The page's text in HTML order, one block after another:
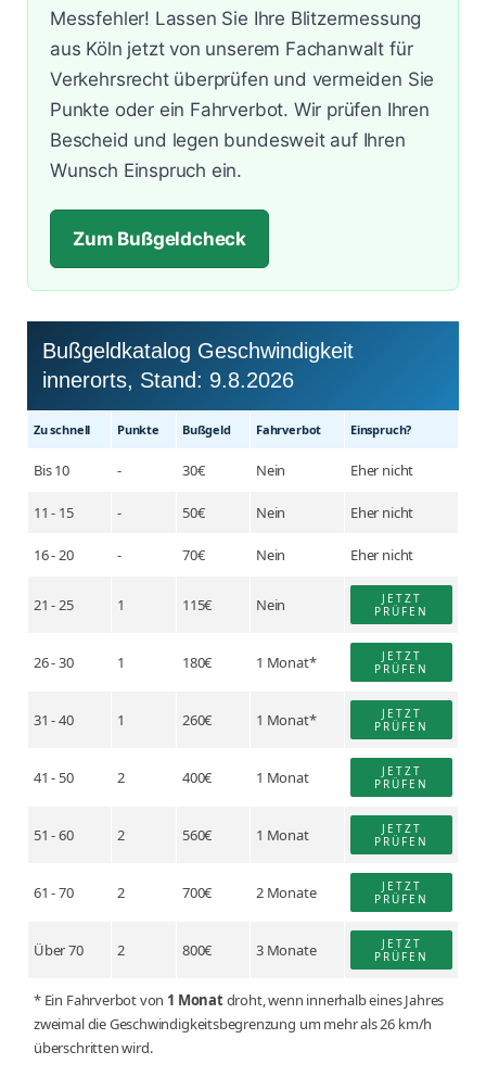
Köln - Innere Kanalstraße
Köln - Riehler Straße
Messfehler! Lassen Sie Ihre Blitzermessung
aus Köln jetzt von unserem Fachanwalt für
Verkehrsrecht überprüfen und vermeiden Sie
Punkte oder ein Fahrverbot. Wir prüfen Ihren
Bescheid und legen bundesweit auf Ihren
Wunsch Einspruch ein.
Zum Bußgeldcheck
Bußgeldkatalog Geschwindigkeit
innerorts, Stand: 9.8.2026
Zu schnell Punkte Buß­geld Fahr­verbot Einspruch?
Bis 10 - 30€ Nein Eher nicht
11 - 15 - 50€ Nein Eher nicht
16 - 20 - 70€ Nein Eher nicht
21 - 25 1 115€ Nein
JETZT
PRÜFEN
26 - 30 1 180€ 1 Monat*
JETZT
PRÜFEN
31 - 40 1 260€ 1 Monat*
JETZT
PRÜFEN
41 - 50 2 400€ 1 Monat
JETZT
PRÜFEN
51 - 60 2 560€ 1 Monat
JETZT
PRÜFEN
61 - 70 2 700€ 2 Monate
JETZT
PRÜFEN
Über 70 2 800€ 3 Monate
JETZT
PRÜFEN
* Ein Fahrverbot von 1 Monatdroht, wenn innerhalb eines Jahres
zweimal die Geschwindigkeitsbegrenzung um mehr als 26 km/h
überschritten wird.